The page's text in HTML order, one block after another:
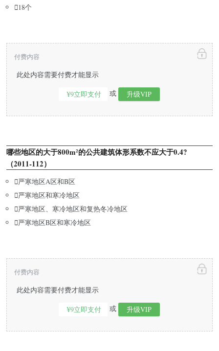
18个
此处内容需要付费才能显示
¥9立即支付 或 升级VIP
付费内容
哪些地区的大于800m²的公共建筑体形系数不应大于0.4?
（2011-112）
严寒地区A区和B区
严寒地区和寒冷地区
严寒地区、寒冷地区和复热冬冷地区
严寒地区B区和寒冷地区
此处内容需要付费才能显示
¥9立即支付 或 升级VIP
付费内容